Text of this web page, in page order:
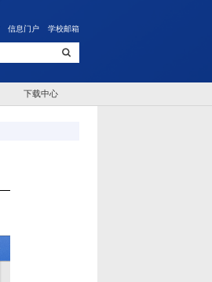
信息门户 学校邮箱
下载中心